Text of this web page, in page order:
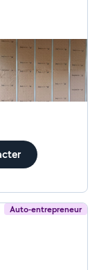
Auto-entrepreneur